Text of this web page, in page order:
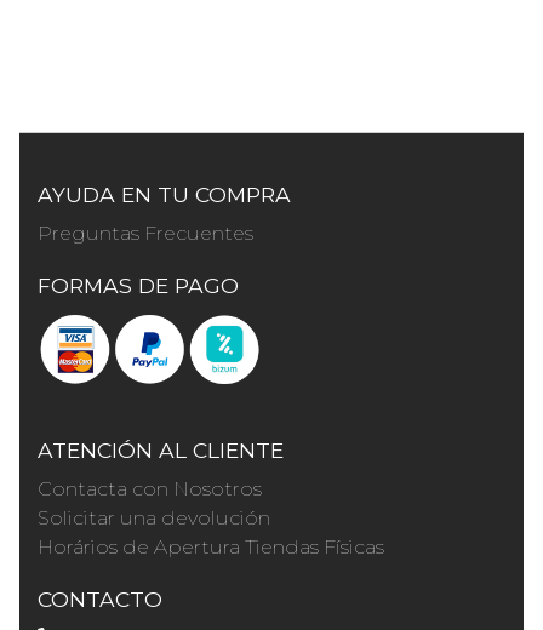
AYUDA EN TU COMPRA
Preguntas Frecuentes
FORMAS DE PAGO
ATENCIÓN AL CLIENTE
Contacta con Nosotros
Solicitar una devolución
Horários de Apertura Tiendas Físicas
CONTACTO